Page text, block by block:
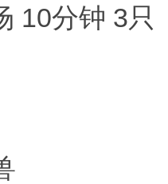
10分钟 3只